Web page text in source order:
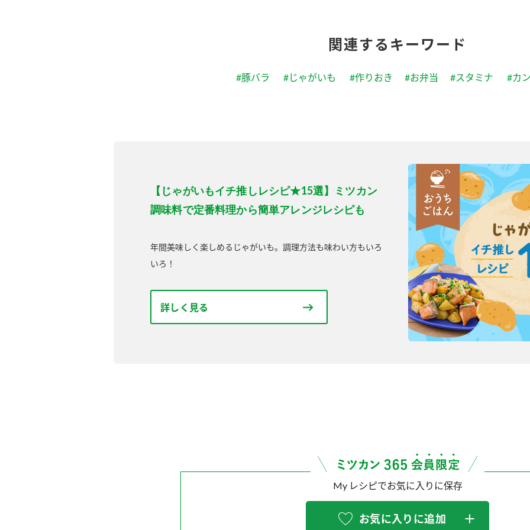
関連するキーワード
#豚バラ #じゃがいも #作りおき #お弁当 #スタミナ #カ
【じゃがいもイチ推しレシピ★15選】ミツカン
調味料で定番料理から簡単アレンジレシピも
年間美味しく楽しめるじゃがいも。調理方法も味わい方もいろ
いろ！
詳しく見る
My レシピでお気に入りに保存
お気に入りに追加